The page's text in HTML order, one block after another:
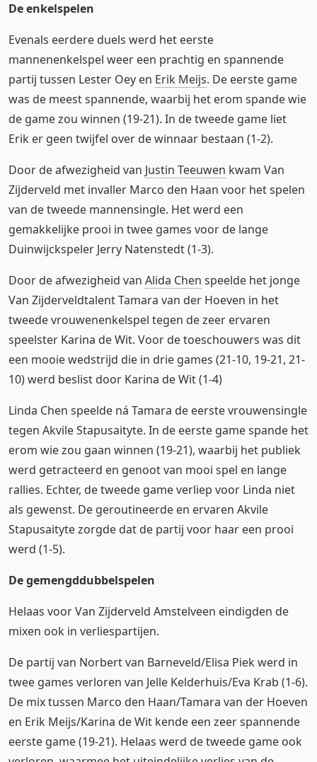
De enkelspelen
Evenals eerdere duels werd het eerste
mannenenkelspel weer een prachtig en spannende
partij tussen Lester Oey en Erik Meijs. De eerste game
was de meest spannende, waarbij het erom spande wie
de game zou winnen (19-21). In de tweede game liet
Erik er geen twijfel over de winnaar bestaan (1-2).
Door de afwezigheid van Justin Teeuwen kwam Van
Zijderveld met invaller Marco den Haan voor het spelen
van de tweede mannensingle. Het werd een
gemakkelijke prooi in twee games voor de lange
Duinwijckspeler Jerry Natenstedt (1-3).
Door de afwezigheid van Alida Chen speelde het jonge
Van Zijderveldtalent Tamara van der Hoeven in het
tweede vrouwenenkelspel tegen de zeer ervaren
speelster Karina de Wit. Voor de toeschouwers was dit
een mooie wedstrijd die in drie games (21-10, 19-21, 21-
10) werd beslist door Karina de Wit (1-4)
Linda Chen speelde ná Tamara de eerste vrouwensingle
tegen Akvile Stapusaityte. In de eerste game spande het
erom wie zou gaan winnen (19-21), waarbij het publiek
werd getracteerd en genoot van mooi spel en lange
rallies. Echter, de tweede game verliep voor Linda niet
als gewenst. De geroutineerde en ervaren Akvile
Stapusaityte zorgde dat de partij voor haar een prooi
werd (1-5).
De gemengddubbelspelen
Helaas voor Van Zijderveld Amstelveen eindigden de
mixen ook in verliespartijen.
De partij van Norbert van Barneveld/Elisa Piek werd in
twee games verloren van Jelle Kelderhuis/Eva Krab (1-6).
De mix tussen Marco den Haan/Tamara van der Hoeven
en Erik Meijs/Karina de Wit kende een zeer spannende
eerste game (19-21). Helaas werd de tweede game ook